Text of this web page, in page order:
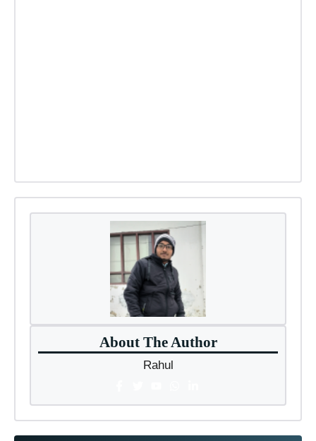
About The Author
Rahul